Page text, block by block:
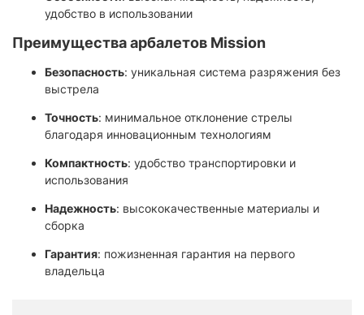
удобство в использовании
Преимущества арбалетов Mission
Безопасность: уникальная система разряжения без
выстрела
Точность: минимальное отклонение стрелы
благодаря инновационным технологиям
Компактность: удобство транспортировки и
использования
Надежность: высококачественные материалы и
сборка
Гарантия: пожизненная гарантия на первого
владельца